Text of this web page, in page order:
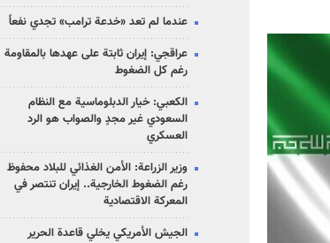
عندما لم تعد «خدعة ترامب» تجدي نفعاً
عراقجي: إيران ثابتة على عهدها بالمقاومة
رغم كل الضغوط
الكعبي: خيار الدبلوماسية مع النظام
السعودي غير مجدٍ والصواب هو الرد
العسكري
وزير الزراعة: الأمن الغذائي للبلاد محفوظ
رغم الضغوط الخارجية.. إيران تنتصر في
المعركة الاقتصادية
الجيش الأمريكي يخلي قاعدة الحرير